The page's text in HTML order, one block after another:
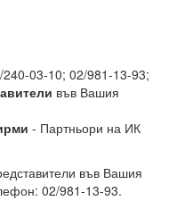
03-10; 02/981-13-93;
във Вашия
- Партньори на ИК
във Вашия
02/981-13-93.